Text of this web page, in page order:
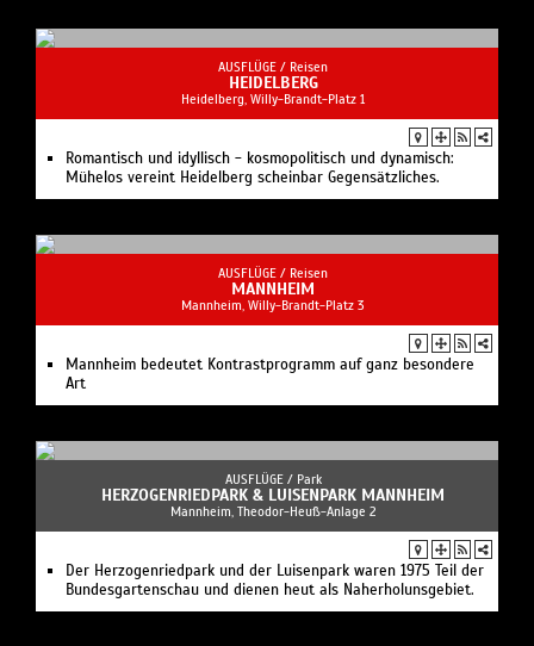
AUSFLÜGE / Reisen
HEIDELBERG
Heidelberg, Willy-Brandt-Platz 1
Romantisch und idyllisch - kosmopolitisch und dynamisch:
Mühelos vereint Heidelberg scheinbar Gegensätzliches.
AUSFLÜGE / Reisen
MANNHEIM
Mannheim, Willy-Brandt-Platz 3
Mannheim bedeutet Kontrastprogramm auf ganz besondere
Art
AUSFLÜGE / Park
HERZOGENRIEDPARK & LUISENPARK MANNHEIM
Mannheim, Theodor-Heuß-Anlage 2
Der Herzogenriedpark und der Luisenpark waren 1975 Teil der
Bundesgartenschau und dienen heut als Naherholunsgebiet.